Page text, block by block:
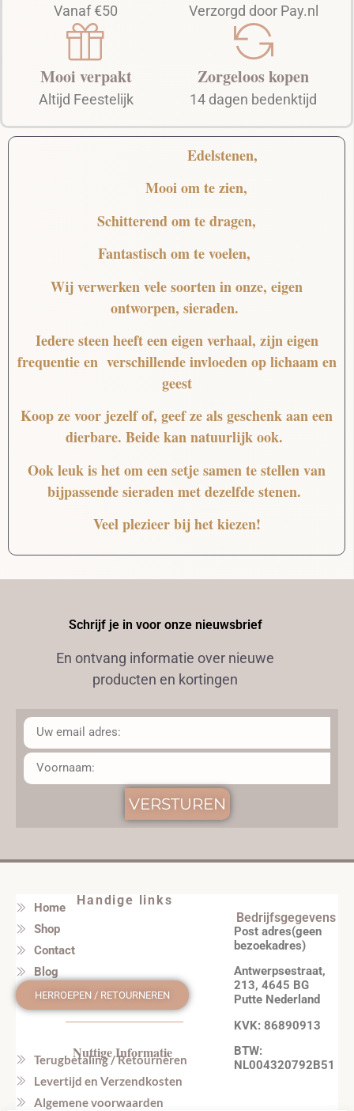
Vanaf €50
Mooi verpakt
Altijd Feestelijk
Verzorgd door Pay.nl
Zorgeloos kopen
14 dagen bedenktijd
Edelstenen,
Mooiom te zien,
Schitterendom te dragen,
Fantastischom te voelen,
Wij verwerken vele soorten in onze, eigen
ontworpen, sieraden.
Iedere steen heeft een eigen verhaal, zijn eigen
frequentie en verschillende invloeden op lichaam en
geest
Koop ze voor jezelf of, geef ze als geschenk aan een
dierbare. Beide kan natuurlijk ook.
Ook leuk is het om een setje samen te stellen van
bijpassende sieraden met dezelfde stenen.
Veel plezieer bij het kiezen!
Schrijf je in voor onze nieuwsbrief
En ontvang informatie over nieuwe
producten en kortingen
VERSTUREN
Handige links
Home
Shop
Contact
Blog
HERROEPEN / RETOURNEREN
Nuttige Informatie
Terugbetaling / Retourneren
Levertijd en Verzendkosten
Algemene voorwaarden
Bedrijfsgegevens
Post adres(geen
bezoekadres)
Antwerpsestraat,
213, 4645 BG
Putte Nederland
KVK: 86890913
BTW:
NL004320792B51